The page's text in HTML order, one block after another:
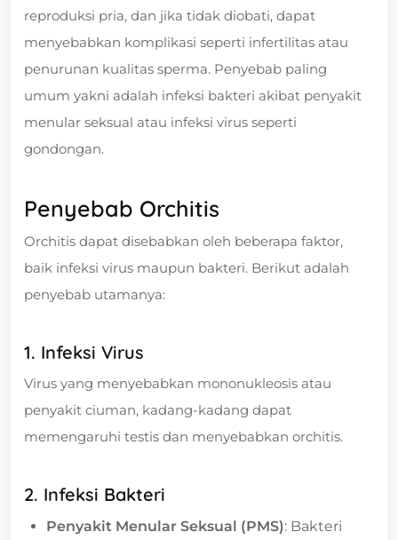
reproduksi pria, dan jika tidak diobati, dapat
menyebabkan komplikasi seperti infertilitas atau
penurunan kualitas sperma. Penyebab paling
umum yakni adalah infeksi bakteri akibat penyakit
menular seksual atau infeksi virus seperti
gondongan.
Penyebab Orchitis
Orchitis dapat disebabkan oleh beberapa faktor,
baik infeksi virus maupun bakteri. Berikut adalah
penyebab utamanya:
1. Infeksi Virus
Virus yang menyebabkan mononukleosis atau
penyakit ciuman, kadang-kadang dapat
memengaruhi testis dan menyebabkan orchitis.
2. Infeksi Bakteri
Penyakit Menular Seksual (PMS): Bakteri